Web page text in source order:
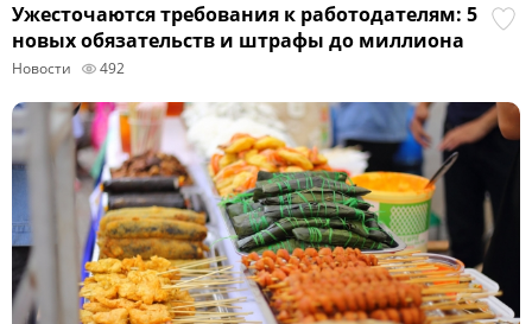
Ужесточаются требования к работодателям: 5
новых обязательств и штрафы до миллиона
Новости 492